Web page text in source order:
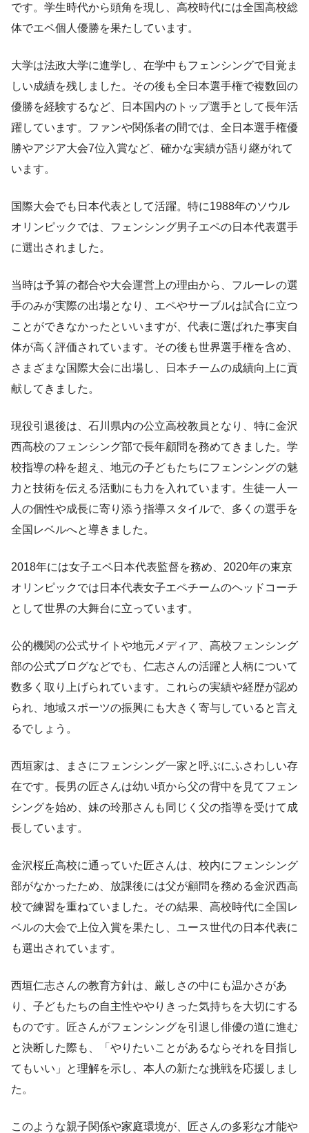
です。学生時代から頭角を現し、高校時代には全国高校総
体でエペ個人優勝を果たしています。
大学は法政大学に進学し、在学中もフェンシングで目覚ま
しい成績を残しました。その後も全日本選手権で複数回の
優勝を経験するなど、日本国内のトップ選手として長年活
躍しています。ファンや関係者の間では、全日本選手権優
勝やアジア大会7位入賞など、確かな実績が語り継がれて
います。
国際大会でも日本代表として活躍。特に1988年のソウル
オリンピックでは、フェンシング男子エペの日本代表選手
に選出されました。
当時は予算の都合や大会運営上の理由から、フルーレの選
手のみが実際の出場となり、エペやサーブルは試合に立つ
ことができなかったといいますが、代表に選ばれた事実自
体が高く評価されています。その後も世界選手権を含め、
さまざまな国際大会に出場し、日本チームの成績向上に貢
献してきました。
現役引退後は、石川県内の公立高校教員となり、特に金沢
西高校のフェンシング部で長年顧問を務めてきました。学
校指導の枠を超え、地元の子どもたちにフェンシングの魅
力と技術を伝える活動にも力を入れています。生徒一人一
人の個性や成長に寄り添う指導スタイルで、多くの選手を
全国レベルへと導きました。
2018年には女子エペ日本代表監督を務め、2020年の東京
オリンピックでは日本代表女子エペチームのヘッドコーチ
として世界の大舞台に立っています。
公的機関の公式サイトや地元メディア、高校フェンシング
部の公式ブログなどでも、仁志さんの活躍と人柄について
数多く取り上げられています。これらの実績や経歴が認め
られ、地域スポーツの振興にも大きく寄与していると言え
るでしょう。
西垣家は、まさにフェンシング一家と呼ぶにふさわしい存
在です。長男の匠さんは幼い頃から父の背中を見てフェン
シングを始め、妹の玲那さんも同じく父の指導を受けて成
長しています。
金沢桜丘高校に通っていた匠さんは、校内にフェンシング
部がなかったため、放課後には父が顧問を務める金沢西高
校で練習を重ねていました。その結果、高校時代に全国レ
ベルの大会で上位入賞を果たし、ユース世代の日本代表に
も選出されています。
西垣仁志さんの教育方針は、厳しさの中にも温かさがあ
り、子どもたちの自主性ややりきった気持ちを大切にする
ものです。匠さんがフェンシングを引退し俳優の道に進む
と決断した際も、「やりたいことがあるならそれを目指し
てもいい」と理解を示し、本人の新たな挑戦を応援しまし
た。
このような親子関係や家庭環境が、匠さんの多彩な才能や